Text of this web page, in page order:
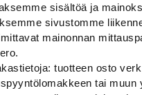
sisältöä ja
sivustomme
mainonnan
tuotteen osto
tai muun